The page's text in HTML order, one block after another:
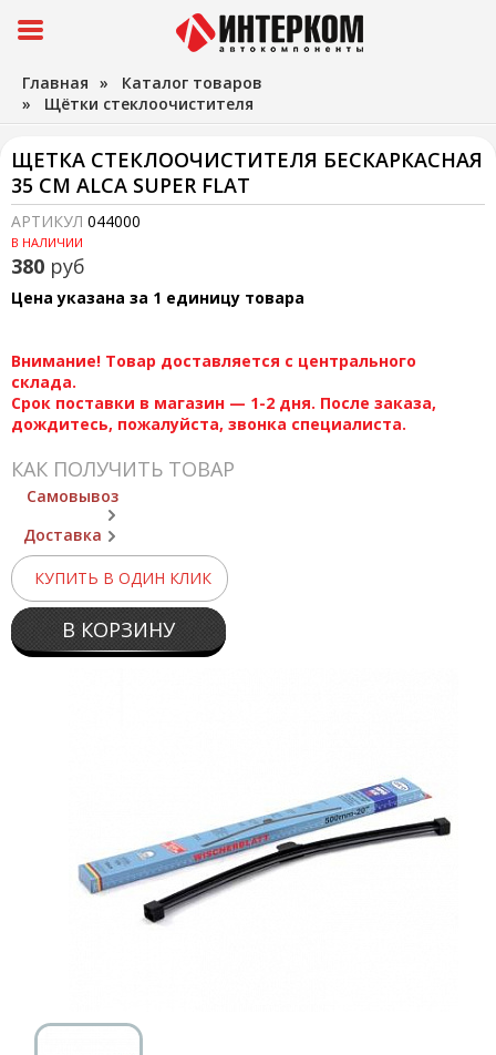
Главная » Каталог товаров
» Щётки стеклоочистителя
ЩЕТКА СТЕКЛООЧИСТИТЕЛЯ БЕСКАРКАСНАЯ
35 СМ ALCA SUPER FLAT
АРТИКУЛ 044000
В НАЛИЧИИ
380 руб
Цена указана за 1 единицу товара
Внимание! Товар доставляется с центрального
склада.
Срок поставки в магазин — 1-2 дня. После заказа,
дождитесь, пожалуйста, звонка специалиста.
КАК ПОЛУЧИТЬ ТОВАР
Самовывоз
Доставка
КУПИТЬ В ОДИН КЛИК
В КОРЗИНУ